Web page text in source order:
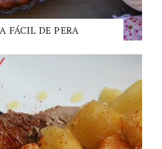
FÁCIL DE PERA